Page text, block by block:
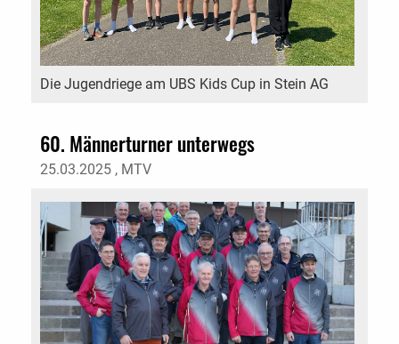
Die Jugendriege am UBS Kids Cup in Stein AG
60. Männerturner unterwegs
25.03.2025 , MTV